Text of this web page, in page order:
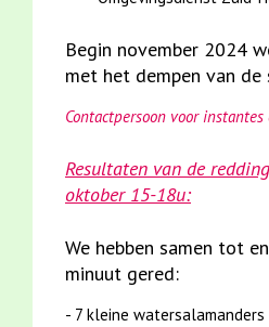
Begin november 2024
met het dempen van
Contactpersoon voor
Resultaten van de
oktober 15-18u:
We hebben samen tot
minuut gered:
- 7 kleine watersalamanders